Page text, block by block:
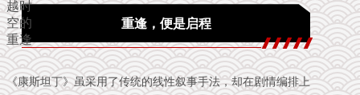
重逢，便是启程
《康斯坦丁》虽采用了传统的线性叙事手法，却在剧情编排上